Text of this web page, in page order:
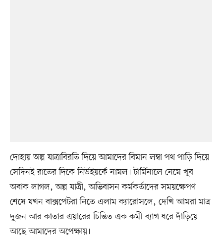
দোহায় অল্প যাত্রাবিরতি দিয়ে আমাদের বিমান লম্বা পথ পাড়ি দিয়ে
সেদিনই রাতের দিকে নিউইয়র্কে নামল। টার্মিনালে নেমে খুব
অবাক লাগল, অল্প যাত্রী, অভিবাসন কর্মকর্তাদের সময়ক্ষেপণ
শেষে যখন বাক্সপেটরা নিতে এলাম ক্যারোসলে, দেখি আমরা মাত্র
দুজন আর কাতার এয়ারের চিন্তিত এক কর্মী ব্যাগ ধরে দাঁড়িয়ে
আছে আমাদের অপেক্ষায়।